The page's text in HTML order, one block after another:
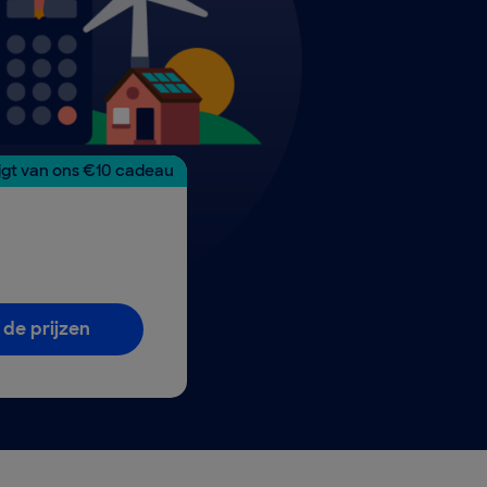
van ons €10 cadeau
prijzen